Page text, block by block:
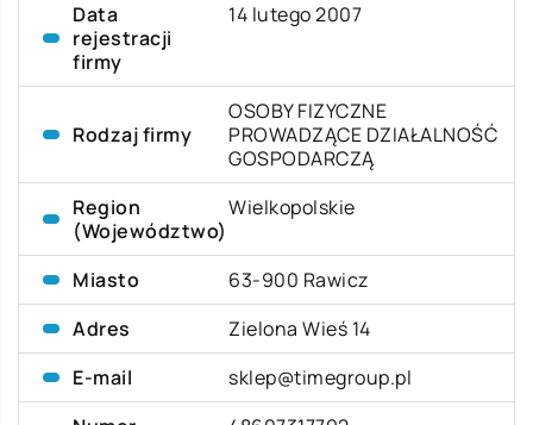
Data
rejestracji
firmy
14 lutego 2007
Rodzaj firmy
OSOBY FIZYCZNE
PROWADZĄCE DZIAŁALNOŚĆ
GOSPODARCZĄ
Region
(Województwo)
Wielkopolskie
Miasto
63-900 Rawicz
Adres
Zielona Wieś 14
E-mail
sklep@timegroup.pl